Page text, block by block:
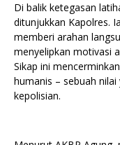
Di balik ketegasan
ditunjukkan Kapolres.
memberi arahan
menyelipkan motivasi
Sikap ini
humanis – sebuah
kepolisian.